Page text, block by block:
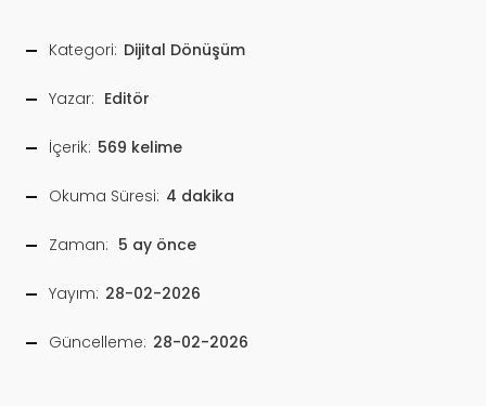
Kategori: Dijital Dönüşüm
Yazar: Editör
İçerik: 569 kelime
Okuma Süresi: 4 dakika
Zaman: 5 ay önce
Yayım: 28-02-2026
Güncelleme: 28-02-2026